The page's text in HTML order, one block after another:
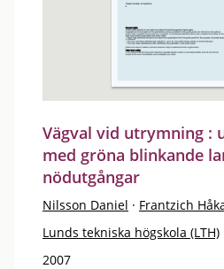
Vägval vid utrymning :
med gröna blinkande
nödutgångar
Nilsson Daniel · Frantzich
Lunds tekniska högskola (LTH)
2007